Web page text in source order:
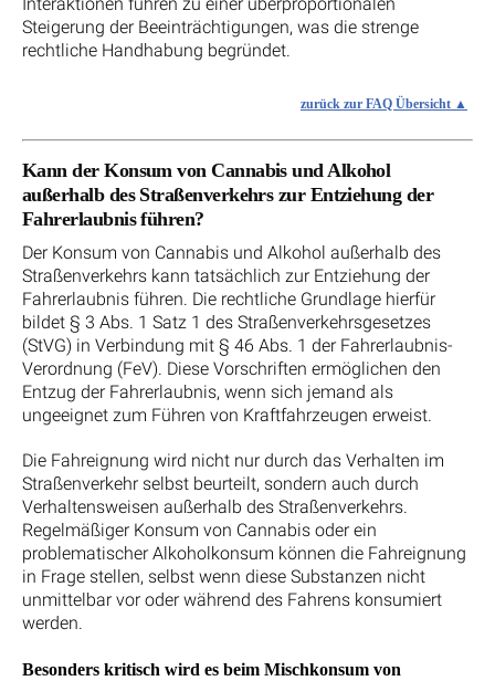
Steigerung der Beeinträchtigungen, was die strenge
rechtliche Handhabung begründet.
zurück zur FAQ Übersicht
Kann der Konsum von Cannabis und Alkohol
außerhalb des Straßenverkehrs zur Entziehung der
Fahrerlaubnis führen?
Der Konsum von Cannabis und Alkohol außerhalb des
Straßenverkehrs kann tatsächlich zur Entziehung der
Fahrerlaubnis führen. Die rechtliche Grundlage hierfür
bildet § 3 Abs. 1 Satz 1 des Straßenverkehrsgesetzes
(StVG) in Verbindung mit § 46 Abs. 1 der Fahrerlaubnis-
Verordnung (FeV). Diese Vorschriften ermöglichen den
Entzug der Fahrerlaubnis, wenn sich jemand als
ungeeignet zum Führen von Kraftfahrzeugen erweist.
Die Fahreignung wird nicht nur durch das Verhalten im
Straßenverkehr selbst beurteilt, sondern auch durch
Verhaltensweisen außerhalb des Straßenverkehrs.
Regelmäßiger Konsum von Cannabis oder ein
problematischer Alkoholkonsum können die Fahreignung
in Frage stellen, selbst wenn diese Substanzen nicht
unmittelbar vor oder während des Fahrens konsumiert
werden.
Besonders kritisch wird es beim Mischkonsum von